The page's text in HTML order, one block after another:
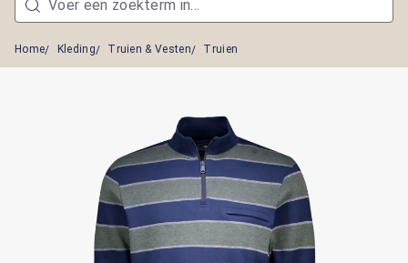
Home Kleding Truien & Vesten Truien